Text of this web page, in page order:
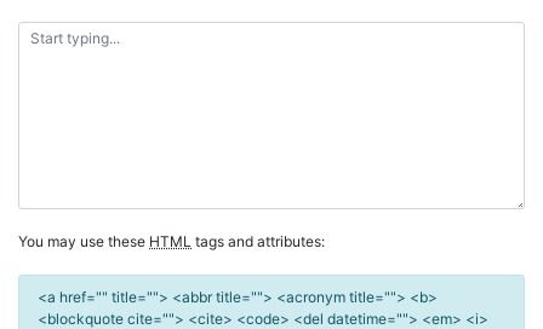
You may use these HTML tags and attributes:
<a href="" title=""> <abbr title=""> <acronym title=""> <b>
<blockquote cite=""> <cite> <code> <del datetime=""> <em> <i>